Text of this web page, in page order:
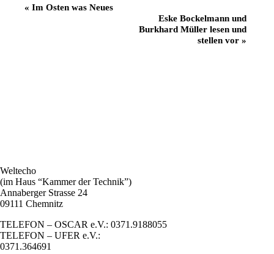
Veranstaltung
« Im Osten was Neues
Eske Bockelmann und
Burkhard Müller lesen und
stellen vor »
Weltecho
(im Haus “Kammer der Technik”)
Annaberger Strasse 24
09111 Chemnitz
TELEFON – OSCAR e.V.: 0371.9188055
TELEFON – UFER e.V.:
0371.364691